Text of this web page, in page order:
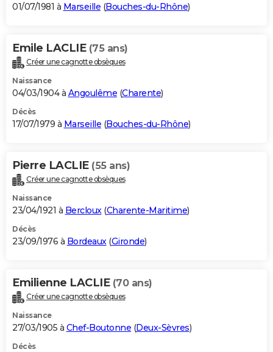
01/07/1981 à Marseille (Bouches-du-Rhône)
Emile LACLIE (75 ans)
Créer une cagnotte obsèques
Naissance
04/03/1904 à Angoulême (Charente)
Décès
17/07/1979 à Marseille (Bouches-du-Rhône)
Pierre LACLIE (55 ans)
Créer une cagnotte obsèques
Naissance
23/04/1921 à Bercloux(Charente-Maritime)
Décès
23/09/1976 à Bordeaux(Gironde)
Emilienne LACLIE (70 ans)
Créer une cagnotte obsèques
Naissance
27/03/1905 à Chef-Boutonne (Deux-Sèvres)
Décès